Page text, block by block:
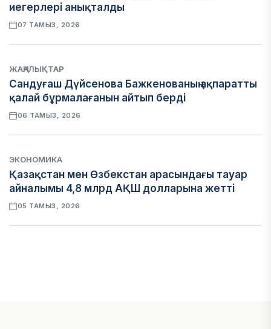
иегерлері анықталды
07 ТАМЫЗ, 2026
ЖАҢАЛЫҚТАР
Сандуғаш Дүйсенова Бажкенованың ақпаратты
қалай бұрмалағанын айтып берді
06 ТАМЫЗ, 2026
ЭКОНОМИКА
Қазақстан мен Өзбекстан арасындағы тауар
айналымы 4,8 млрд АҚШ долларына жетті
05 ТАМЫЗ, 2026